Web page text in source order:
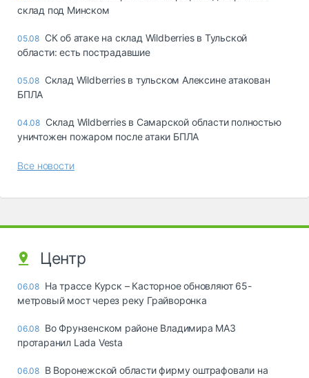
склад под Минском
05.08 СК об атаке на склад Wildberries в Тульской
области: есть пострадавшие
05.08 Склад Wildberries в тульском Алексине атакован
БПЛА
04.08 Склад Wildberries в Самарской области полностью
уничтожен пожаром после атаки БПЛА
Все новости
Центр
06.08 На трассе Курск – Касторное обновляют 65-
метровый мост через реку Грайворонка
06.08 Во Фрунзенском районе Владимира МАЗ
протаранил Lada Vesta
06.08 В Воронежской области фирму оштрафовали на